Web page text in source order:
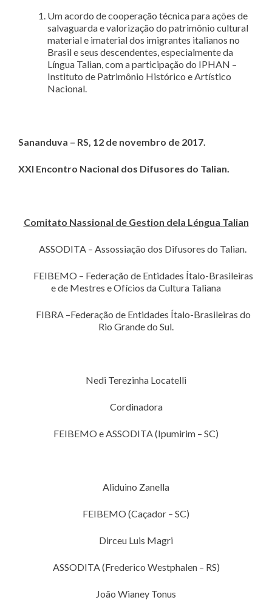
Um acordo de cooperação técnica para ações de
salvaguarda e valorização do patrimônio cultural
material e imaterial dos imigrantes italianos no
Brasil e seus descendentes, especialmente da
Língua Talian, com a participação do IPHAN –
Instituto de Patrimônio Histórico e Artístico
Nacional.
Sananduva – RS, 12 de novembro de 2017.
XXI Encontro Nacional dos Difusores do Talian.
Comitato Nassional de Gestion dela Léngua Talian
ASSODITA – Assossiação dos Difusores do Talian.
FEIBEMO – Federação de Entidades Ítalo-Brasileiras
e de Mestres e Ofícios da Cultura Taliana
FIBRA –Federação de Entidades Ítalo-Brasileiras do
Rio Grande do Sul.
Nedi Terezinha Locatelli
Cordinadora
FEIBEMO e ASSODITA (Ipumirim – SC)
Aliduino Zanella
FEIBEMO (Caçador – SC)
Dirceu Luis Magri
ASSODITA (Frederico Westphalen – RS)
João Wianey Tonus